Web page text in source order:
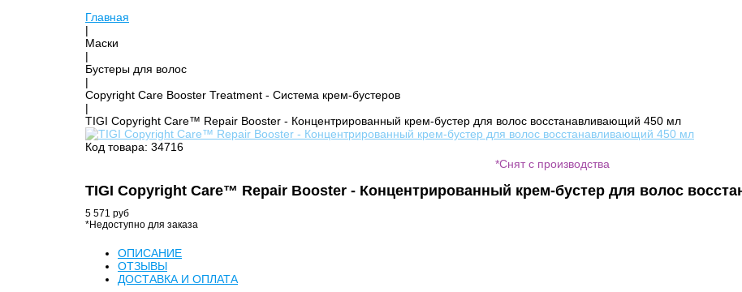
Главная
|
Маски
|
Бустеры для волос
|
Copyright Care Booster Treatment - Система крем-бустеров
|
TIGI Copyright Care™ Repair Booster - Концентрированный крем-бустер для волос восстанавливающий 450 мл
Код товара: 34716
*Снят с производства
TIGI Copyright Care™ Repair Booster - Концентрированный крем-бустер для волос
5 571 руб
*Недоступно для заказа
ОПИСАНИЕ
ОТЗЫВЫ
ДОСТАВКА И ОПЛАТА